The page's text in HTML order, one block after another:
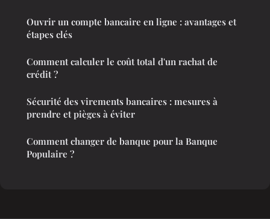
Ouvrir un compte bancaire en ligne : avantages et
étapes clés
Comment calculer le coût total d'un rachat de
crédit ?
Sécurité des virements bancaires : mesures à
prendre et pièges à éviter
Comment changer de banque pour la Banque
Populaire ?